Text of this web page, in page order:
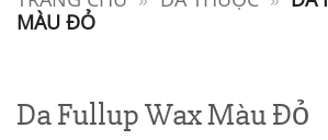
MÀU ĐỎ
Da Fullup Wax Màu Đỏ